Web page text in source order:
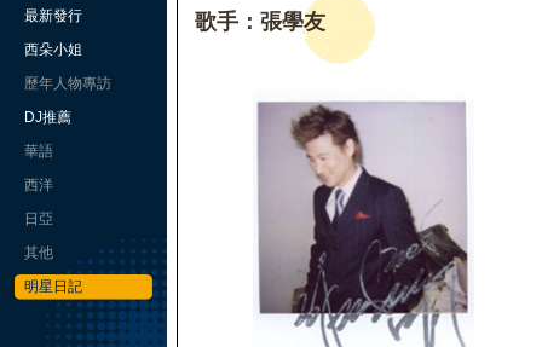
最新發行
西朵小姐
歷年人物專訪
DJ推薦
華語
西洋
日亞
其他
明星日記
歌手：張學友